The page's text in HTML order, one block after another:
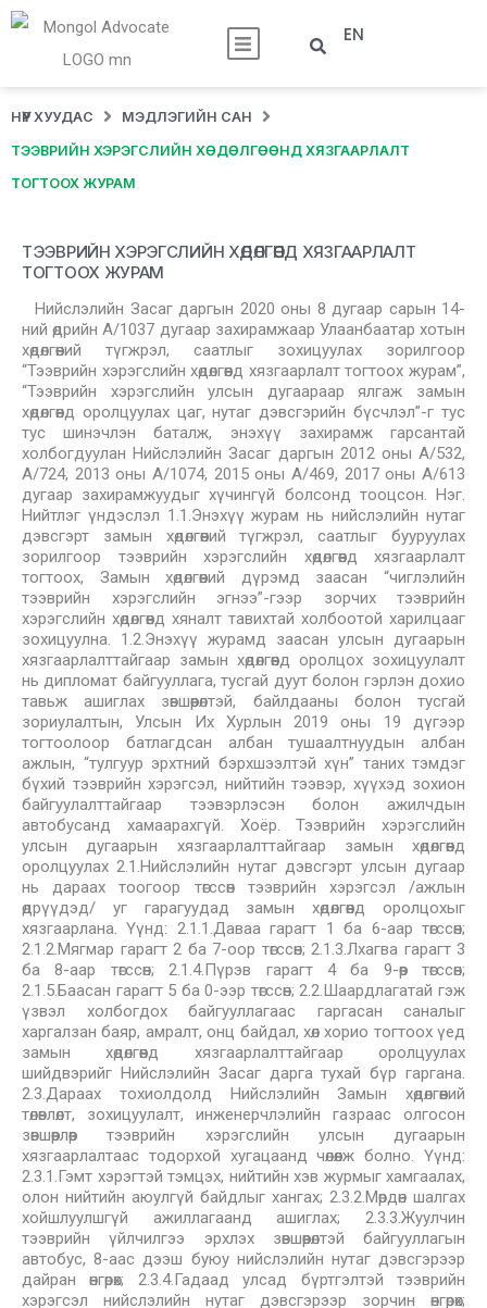
EN
НҮҮР ХУУДАС МЭДЛЭГИЙН САН
ТЭЭВРИЙН ХЭРЭГСЛИЙН ХӨДӨЛГӨӨНД ХЯЗГААРЛАЛТ
ТОГТООХ ЖУРАМ
ТЭЭВРИЙН ХЭРЭГСЛИЙН ХӨДӨЛГӨӨНД ХЯЗГААРЛАЛТ
ТОГТООХ ЖУРАМ
Нийслэлийн Засаг даргын 2020 оны 8 дугаар сарын 14-
ний өдрийн А/1037 дугаар захирамжаар Улаанбаатар хотын
хөдөлгөөний түгжрэл, саатлыг зохицуулах зорилгоор
“Тээврийн хэрэгслийн хөдөлгөөнд хязгаарлалт тогтоох журам”,
“Тээврийн хэрэгслийн улсын дугаараар ялгаж замын
хөдөлгөөнд оролцуулах цаг, нутаг дэвсгэрийн бүсчлэл”-г тус
тус шинэчлэн баталж, энэхүү захирамж гарсантай
холбогдуулан Нийслэлийн Засаг даргын 2012 оны А/532,
А/724, 2013 оны А/1074, 2015 оны А/469, 2017 оны А/613
дугаар захирамжуудыг хүчингүй болсонд тооцсон. Нэг.
Нийтлэг үндэслэл 1.1.Энэхүү журам нь нийслэлийн нутаг
дэвсгэрт замын хөдөлгөөний түгжрэл, саатлыг бууруулах
зорилгоор тээврийн хэрэгслийн хөдөлгөөнд хязгаарлалт
тогтоох, Замын хөдөлгөөний дүрэмд заасан “чиглэлийн
тээврийн хэрэгслийн эгнээ”-гээр зорчих тээврийн
хэрэгслийн хөдөлгөөнд хяналт тавихтай холбоотой харилцааг
зохицуулна. 1.2.Энэхүү журамд заасан улсын дугаарын
хязгаарлалттайгаар замын хөдөлгөөнд оролцох зохицуулалт
нь дипломат байгууллага, тусгай дуут болон гэрлэн дохио
тавьж ашиглах зөвшөөрөлтэй, байлдааны болон тусгай
зориулалтын, Улсын Их Хурлын 2019 оны 19 дүгээр
тогтоолоор батлагдсан албан тушаалтнуудын албан
ажлын, “тулгуур эрхтний бэрхшээлтэй хүн” таних тэмдэг
бүхий тээврийн хэрэгсэл, нийтийн тээвэр, хүүхэд зохион
байгуулалттайгаар тээвэрлэсэн болон ажилчдын
автобусанд хамаарахгүй. Хоёр. Тээврийн хэрэгслийн
улсын дугаарын хязгаарлалттайгаар замын хөдөлгөөнд
оролцуулах 2.1.Нийслэлийн нутаг дэвсгэрт улсын дугаар
нь дараах тоогоор төгссөн тээврийн хэрэгсэл /ажлын
өдрүүдэд/ уг гарагуудад замын хөдөлгөөнд оролцохыг
хязгаарлана. Үүнд: 2.1.1.Даваа гарагт 1 ба 6-аар төгссөн;
2.1.2.Мягмар гарагт 2 ба 7-оор төгссөн; 2.1.3.Лхагва гарагт 3
ба 8-аар төгссөн; 2.1.4.Пүрэв гарагт 4 ба 9-өөр төгссөн;
2.1.5.Баасан гарагт 5 ба 0-ээр төгссөн; 2.2.Шаардлагатай гэж
үзвэл холбогдох байгууллагаас гаргасан саналыг
харгалзан баяр, амралт, онц байдал, хөл хорио тогтоох үед
замын хөдөлгөөнд хязгаарлалттайгаар оролцуулах
шийдвэрийг Нийслэлийн Засаг дарга тухай бүр гаргана.
2.3.Дараах тохиолдолд Нийслэлийн Замын хөдөлгөөний
төлөвлөлт, зохицуулалт, инженерчлэлийн газраас олгосон
зөвшөөрлөөр тээврийн хэрэгслийн улсын дугаарын
хязгаарлалтаас тодорхой хугацаанд чөлөөлж болно. Үүнд:
2.3.1.Гэмт хэрэгтэй тэмцэх, нийтийн хэв журмыг хамгаалах,
олон нийтийн аюулгүй байдлыг хангах; 2.3.2.Мөрдөн шалгах
хойшлуулшгүй ажиллагаанд ашиглах; 2.3.3.Жуулчин
тээврийн үйлчилгээ эрхлэх зөвшөөрөлтэй байгууллагын
автобус, 8-аас дээш буюу нийслэлийн нутаг дэвсгэрээр
дайран өнгөрөх; 2.3.4.Гадаад улсад бүртгэлтэй тээврийн
хэрэгсэл нийслэлийн нутаг дэвсгэрээр зорчин өнгөрөх;